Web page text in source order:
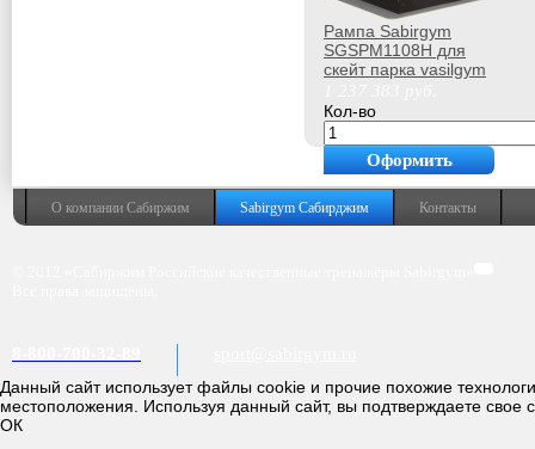
Рампа Sabirgym
SGSPM1108H для
скейт парка vasilgym
Кол-во
Оформить
покупку
О компании Сабиржим Sabirgym Сабирджим Контакты
Данный сайт использует файлы cookie и прочие похожие
местоположения. Используя данный сайт, вы подтверждаете свое
ОК